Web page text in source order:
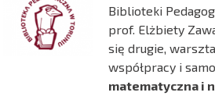
Biblioteki
prof. Elżbiety
się drugie,
współpracy i
matematyczna i